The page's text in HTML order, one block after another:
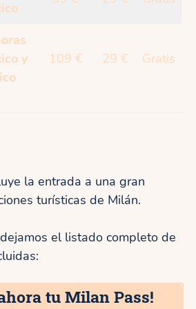
y
109 € 29 € Gratis
la entrada a una gran
turísticas de Milán.
el listado completo de
tu Milan Pass!